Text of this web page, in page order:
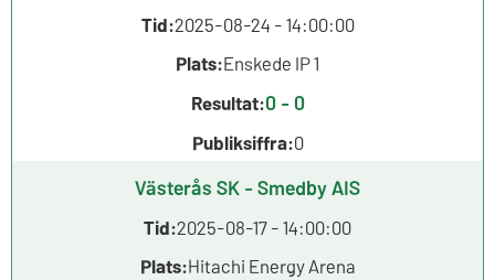
Tid:2025-08-24 - 14:00:00
Plats:Enskede IP 1
Resultat:0 - 0
Publiksiffra:0
Västerås SK - Smedby AIS
Tid:2025-08-17 - 14:00:00
Plats:Hitachi Energy Arena